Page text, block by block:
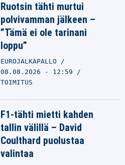
Ruotsin tähti murtui
polvivamman jälkeen –
”Tämä ei ole tarinani
loppu”
EUROJALKAPALLO
08.08.2026 - 12:59
TOIMITUS
F1-tähti mietti kahden
tallin välillä – David
Coulthard puolustaa
valintaa